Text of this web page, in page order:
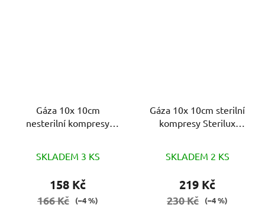
Gáza 10x 10cm
nesterilní kompresy
SKLADEM 3 KS
158 Kč
166 Kč (–4 %)
Gáza 10x 10cm sterilní
kompresy Sterilux
SKLADEM 2 KS
219 Kč
230 Kč (–4 %)